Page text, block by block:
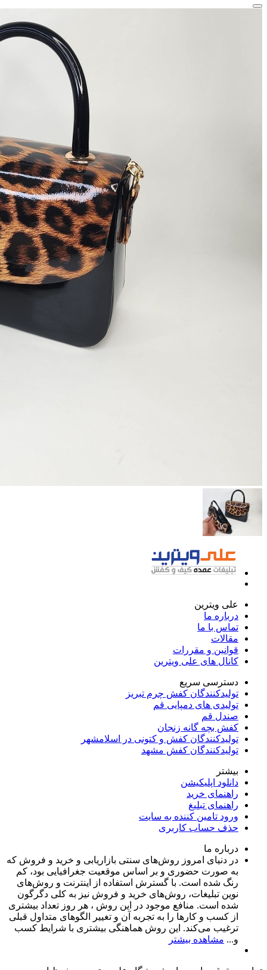
علی ویترین
درباره ما
تماس با ما
مقالات
قوانین و مقررات
کانال های علی ویترین
دسترسی سریع
تولیدکنندگان کفش چرم تبریز
تولیدی های دمپایی قم
صندل قم
کفش بچه گانه زنجان
تولیدکنندگان کفش و کتونی در اسلامشهر
تولیدکنندگان کفش مشهد
بیشتر
دانلود اپلیکیشن
راهنمای خرید
راهنمای تبلیغ
ورود تامین کننده به سایت
حذف حساب کاربری
درباره ما
در دنیای امروز روش‌های سنتی بازاریابی و خرید و فروش که
به صورت حضوری و بر اساس موقعیت جغرافیایی بود، کم
رنگ شده است. با گسترش استفاده از اینترنت و روش‌های
نوین تبلیغات، روش‌های خرید و فروش نیز به کلی دگرگون
شده است. منافع موجود در این روش ، هر روز تعداد بیشتری
از کسب و کارها را به تجربه‌ آن و تغییر الگوهای متداول قبلی
ترغیب می‌کند. این روش هماهنگی بیشتری با شرایط کسب
و... مشاهده بیشتر